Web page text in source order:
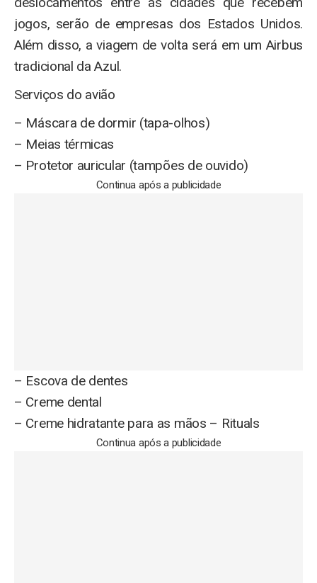
jogos, serão de empresas dos Estados Unidos.
Além disso, a viagem de volta será em um Airbus
tradicional da Azul.
Serviços do avião
– Máscara de dormir (tapa-olhos)
– Meias térmicas
– Protetor auricular (tampões de ouvido)
Continua após a publicidade
– Escova de dentes
– Creme dental
– Creme hidratante para as mãos – Rituals
Continua após a publicidade